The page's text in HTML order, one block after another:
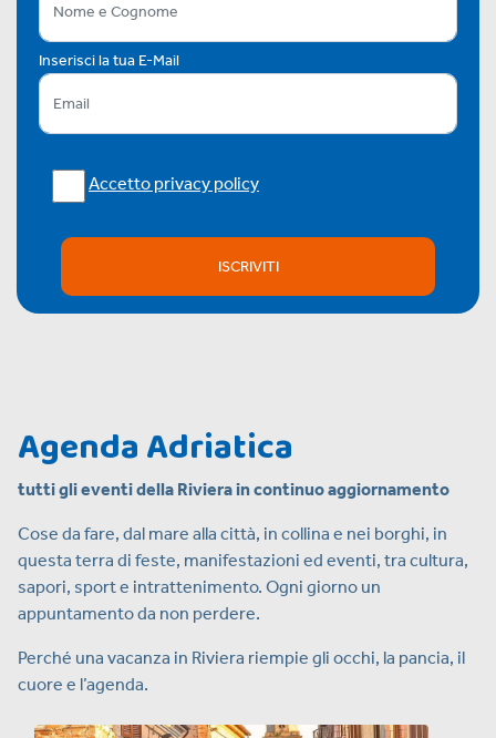
Inserisci la tua E-Mail
Accetto privacy policy
ISCRIVITI
Agenda Adriatica
tutti gli eventi della Riviera in continuo aggiornamento
Cose da fare, dal mare alla città, in collina e nei borghi, in
questa terra di feste, manifestazioni ed eventi, tra cultura,
sapori, sport e intrattenimento. Ogni giorno un
appuntamento da non perdere.
Perché una vacanza in Riviera riempie gli occhi, la pancia, il
cuore e l’agenda.